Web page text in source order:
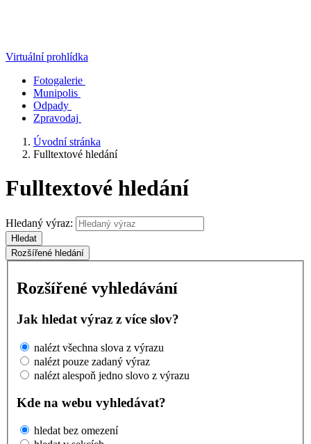
Virtuální prohlídka
Fotogalerie
Munipolis
Odpady
Zpravodaj
Úvodní stránka
Fulltextové hledání
Fulltextové hledání
Hledaný výraz:
Hledat
Rozšířené hledání
Rozšířené vyhledávání
Jak hledat výraz z více slov?
nalézt všechna slova z výrazu
nalézt pouze zadaný výraz
nalézt alespoň jedno slovo z výrazu
Kde na webu vyhledávat?
hledat bez omezení